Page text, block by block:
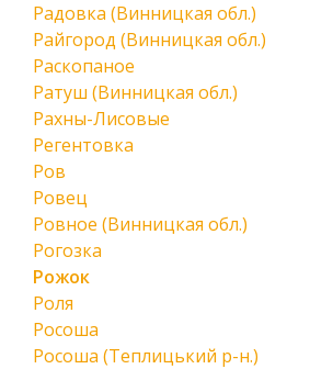
Радовка (Винницкая обл.)
Райгород (Винницкая обл.)
Раскопаное
Ратуш (Винницкая обл.)
Рахны-Лисовые
Регентовка
Ров
Ровец
Ровное (Винницкая обл.)
Рогозка
Рожок
Роля
Росоша
Росоша (Теплицький р-н.)